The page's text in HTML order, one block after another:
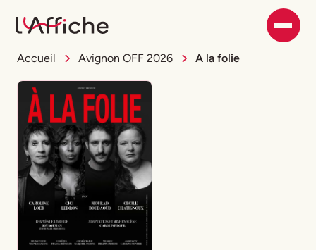
Accueil Avignon OFF 2026 A la folie